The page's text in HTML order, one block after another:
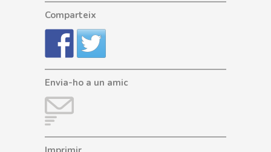
Comparteix
Envia-ho a un amic